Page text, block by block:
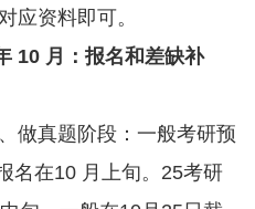
应资料即可。
10 月：报名和差缺补
做真题阶段：一般考研预
名在10 月上旬。25考研